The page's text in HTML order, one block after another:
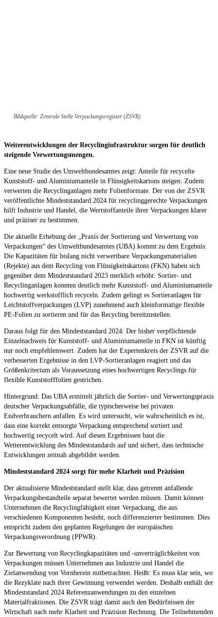
Bildquelle: Zentrale Stelle Verpackungsregister (ZSVR)
Weiterentwicklungen der Recyclinginfrastruktur sorgen für deutlich
steigende Verwertungsmengen.
Eine neue Studie des Umweltbundesamtes zeigt: Anteile für recycelte
Kunststoff- und Aluminiumanteile in Flüssigkeitskartons steigen. Zudem
verwerten die Recyclinganlagen mehr Folienformate. Der von der ZSVR
veröffentlichte Mindeststandard 2024 für recyclinggerechte Verpackungen
hilft Industrie und Handel, die Wertstoffanteile ihrer Verpackungen klarer
und präziser zu bestimmen.
Die aktuelle Erhebung der „Praxis der Sortierung und Verwertung von
Verpackungen“ des Umweltbundesamtes (UBA) kommt zu dem Ergebnis:
Die Kapazitäten für bislang nicht verwertbare Verpackungsmaterialien
(Rejekte) aus dem Recycling von Flüssigkeitskartons (FKN) haben sich
gegenüber dem Mindeststandard 2023 merklich erhöht. Sortier- und
Recyclinganlagen konnten deutlich mehr Kunststoff- und Aluminiumanteile
hochwertig werkstofflich recyceln. Zudem gelingt es Sortieranlagen für
Leichtstoffverpackungen (LVP) zunehmend auch kleinformatige flexible
PE-Folien zu sortieren und für das Recycling bereitzustellen.
Daraus folgt für den Mindeststandard 2024: Der bisher verpflichtende
Einzelnachweis für Kunststoff- und Aluminiumanteile in FKN ist künftig
nur noch empfehlenswert. Zudem hat der Expertenkreis der ZSVR auf die
verbesserten Ergebnisse in den LVP-Sortieranlagen reagiert und das
Größenkriterium als Voraussetzung eines hochwertigen Recyclings für
flexible Kunststofffolien gestrichen.
Hintergrund: Das UBA ermittelt jährlich die Sortier- und Verwertungspraxis
deutscher Verpackungsabfälle, die typischerweise bei privaten
Endverbrauchern anfallen. Es wird untersucht, wie wahrscheinlich es ist,
dass eine korrekt entsorgte Verpackung entsprechend sortiert und
hochwertig recycelt wird. Auf diesen Ergebnissen baut die
Weiterentwicklung des Mindeststandards auf und sichert, dass technische
Entwicklungen zeitnah abgebildet werden.
Mindeststandard 2024 sorgt für mehr Klarheit und Präzision
Der aktualisierte Mindeststandard stellt klar, dass getrennt anfallende
Verpackungsbestandteile separat bewertet werden müssen. Damit können
Unternehmen die Recyclingfähigkeit einer Verpackung, die aus
verschiedenen Komponenten besteht, noch differenzierter bestimmen. Dies
entspricht zudem den geplanten Regelungen der europäischen
Verpackungsverordnung (PPWR).
Zur Bewertung von Recyclingkapazitäten und -unverträglichkeiten von
Verpackungen müssen Unternehmen aus Industrie und Handel die
Zielanwendung von Vornherein mitbetrachten. Heißt: Es muss klar sein, wo
die Rezyklate nach ihrer Gewinnung verwendet werden. Deshalb enthält der
Mindeststandard 2024 Referenzanwendungen zu den einzelnen
Materialfraktionen. Die ZSVR trägt damit auch den Bedürfnissen der
Wirtschaft nach mehr Klarheit und Präzision Rechnung. Die Teilnehmenden